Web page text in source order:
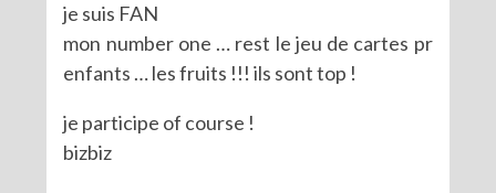
je suis FAN
mon number one … rest le jeu de cartes pr
enfants … les fruits !!! ils sont top !
je participe of course !
bizbiz